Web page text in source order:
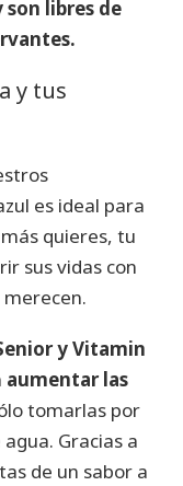
son libres de
y tus
es ideal para
quieres, tu
sus vidas con
y Vitamin
aumentar las
tomarlas por
Gracias a
de un sabor a